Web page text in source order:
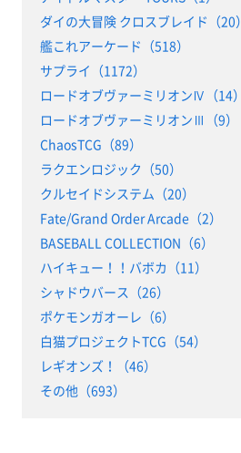
ダイの大冒険 クロスブレイド（20）
艦これアーケード（518）
サプライ（1172）
ロードオブヴァーミリオンⅣ（14）
ロードオブヴァーミリオンⅢ（9）
ChaosTCG（89）
ラクエンロジック（50）
クルセイドシステム（20）
Fate/Grand Order Arcade（2）
BASEBALL COLLECTION（6）
ハイキュー！！バボカ（11）
シャドウバース（26）
ポケモンガオーレ（6）
白猫プロジェクトTCG（54）
レギオンズ！（46）
その他（693）